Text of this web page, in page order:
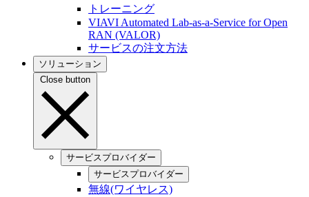
トレーニング
VIAVI Automated Lab-as-a-Service for Open
RAN (VALOR)
サービスの注文方法
ソリューション
Close button
サービスプロバイダー
サービスプロバイダー
無線(ワイヤレス)